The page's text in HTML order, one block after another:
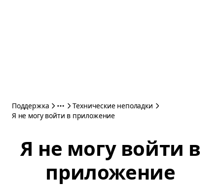
Поддержка
Технические неполадки
Я не могу войти в приложение
Я не могу войти в
приложение